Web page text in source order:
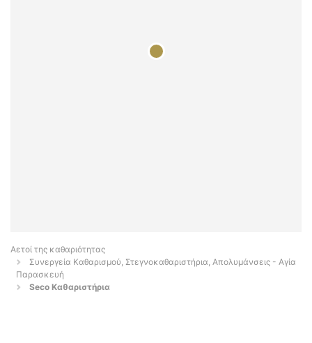
Αετοί της καθαριότητας
Συνεργεία Καθαρισμού, Στεγνοκαθαριστήρια, Απολυμάνσεις - Αγία
Παρασκευή
Seco Καθαριστήρια